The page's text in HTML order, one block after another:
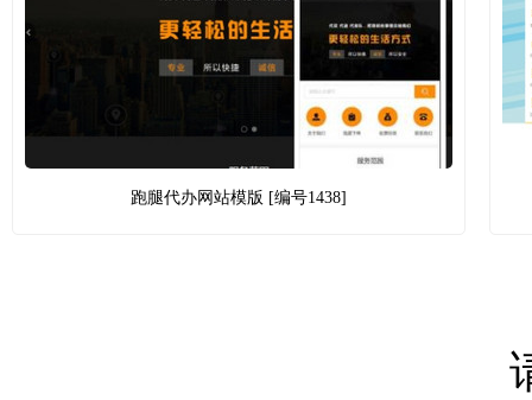
跑腿代办网站模版 [编号1438]